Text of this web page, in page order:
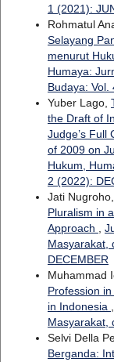
1 (2021):
Rohmatul
Selayang
menurut
Humaya:
Budaya: Vol.
Yuber Lago,
the Draft of
Judge’s Full
of 2009 on
Hukum,
2 (2022):
Jati Nugroho,
Pluralism in
Approach
Masyarakat,
DECEMBER
Muhammad
Profession
in Indonesia
Masyarakat,
Selvi Della
Berganda: